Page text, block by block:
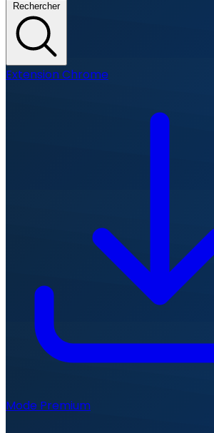
Rechercher
Extension Chrome
Mode Premium